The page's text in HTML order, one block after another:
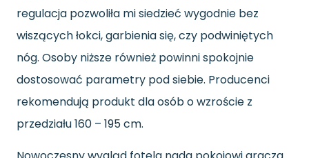
regulacja pozwoliła mi siedzieć wygodnie bez
wiszących łokci, garbienia się, czy podwiniętych
nóg. Osoby niższe również powinni spokojnie
dostosować parametry pod siebie. Producenci
rekomendują produkt dla osób o wzroście z
przedziału 160 – 195 cm.